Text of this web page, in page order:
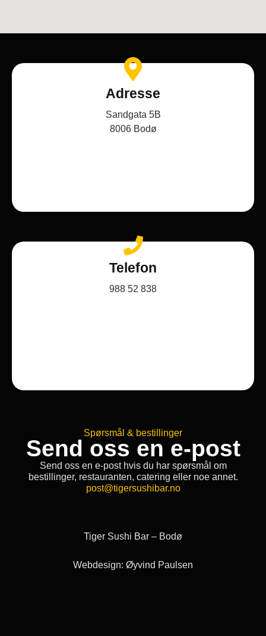
Adresse
Sandgata 5B
8006 Bodø
Telefon
988 52 838
Spørsmål & bestillinger
Send oss en e-post
Send oss en e-post hvis du har spørsmål om
bestillinger, restauranten, catering eller noe annet.
post@tigersushibar.no
Tiger Sushi Bar – Bodø
Webdesign: Øyvind Paulsen